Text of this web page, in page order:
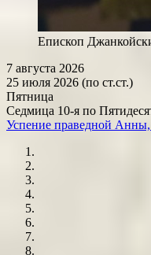
Епископ
7 августа 2026
25 июля 2026 (по ст.ст.)
Пятница
Седмица 10-я по
Успение праведной